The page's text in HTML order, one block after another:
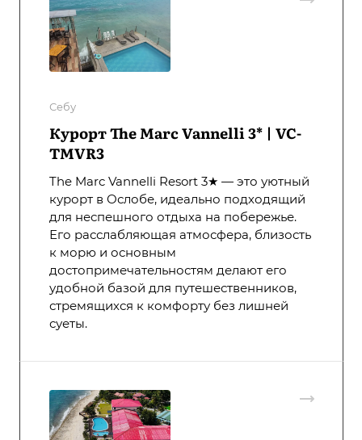
Себу
Курорт The Marc Vannelli 3* | VC-
TMVR3
The Marc Vannelli Resort 3★ — это уютный
курорт в Ослобе, идеально подходящий
для неспешного отдыха на побережье.
Его расслабляющая атмосфера, близость
к морю и основным
достопримечательностям делают его
удобной базой для путешественников,
стремящихся к комфорту без лишней
суеты.